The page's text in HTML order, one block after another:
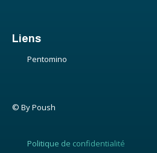
Liens
Pentomino
© By Poush
Politique de confidentialité